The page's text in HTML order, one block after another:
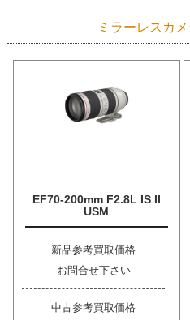
ミラーレスカ
EF70-200mm F2.8L IS II
USM
新品参考買取価格
お問合せ下さい
中古参考買取価格